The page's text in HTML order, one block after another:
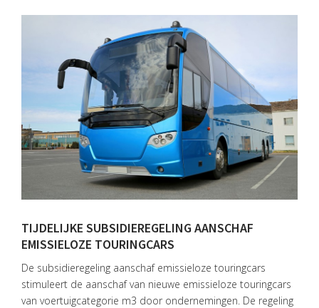
HOME
VISIE
ONS
TEAM
ACTUEEL
TIJDELIJKE SUBSIDIEREGELING AANSCHAF
EMISSIELOZE TOURINGCARS
De subsidieregeling aanschaf emissieloze touringcars
stimuleert de aanschaf van nieuwe emissieloze touringcars
van voertuigcategorie m3 door ondernemingen. De regeling